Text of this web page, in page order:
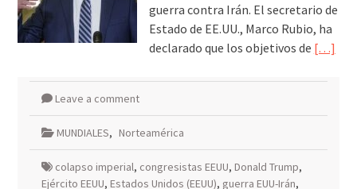
guerra contra Irán. El secretario de
Estado de EE.UU., Marco Rubio, ha
declarado que los objetivos de […]
Leave a comment
MUNDIALES, Norteamérica
colapso imperial, congresistas EEUU, Donald Trump,
Ejército EEUU, Estados Unidos (EEUU), guerra EUU-Irán,